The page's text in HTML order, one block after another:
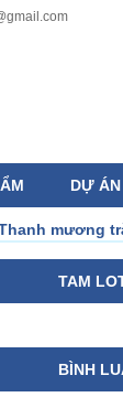
DỰ ÁN
mương
TAM
BÌNH